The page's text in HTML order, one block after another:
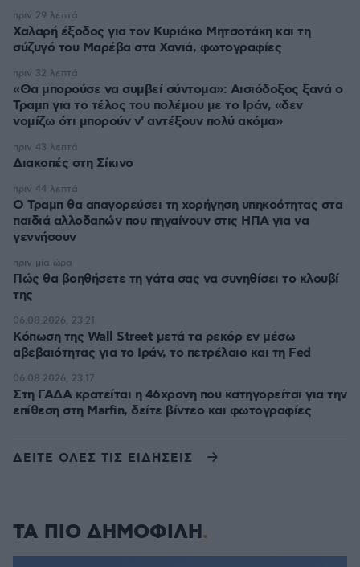
Χαλαρή έξοδος για τον Κυριάκο Μητσοτάκη και τη
σύζυγό του Μαρέβα στα Χανιά, φωτογραφίες
πριν 29 λεπτά
«Θα μπορούσε να συμβεί σύντομα»: Αισιόδοξος ξανά ο
Τραμπ για το τέλος του πολέμου με το Ιράν, «δεν
νομίζω ότι μπορούν ν' αντέξουν πολύ ακόμα»
πριν 32 λεπτά
Διακοπές στη Σίκινο
πριν 43 λεπτά
Ο Τραμπ θα απαγορεύσει τη χορήγηση υπηκοότητας στα
παιδιά αλλοδαπών που πηγαίνουν στις ΗΠΑ για να
γεννήσουν
πριν 44 λεπτά
Πώς θα βοηθήσετε τη γάτα σας να συνηθίσει το κλουβί
της
πριν μία ώρα
Κόπωση της Wall Street μετά τα ρεκόρ εν μέσω
αβεβαιότητας για το Ιράν, το πετρέλαιο και τη Fed
06.08.2026, 23:21
Στη ΓΑΔΑ κρατείται η 46χρονη που κατηγορείται για την
επίθεση στη Marfin, δείτε βίντεο και φωτογραφίες
06.08.2026, 23:17
ΔΕΙΤΕ ΟΛΕΣ ΤΙΣ ΕΙΔΗΣΕΙΣ
ΤΑ ΠΙΟ ΔΗΜΟΦΙΛΗ